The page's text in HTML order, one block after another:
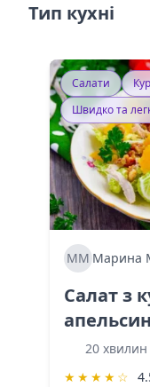
Тип кухні
Салати
Швидко та
ММ Марина
Салат з
20 хвилин
★ ★ ★ ★ ☆